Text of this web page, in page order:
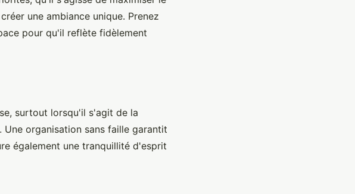
une ambiance unique. Prenez
pour qu'il reflète fidèlement
surtout lorsqu'il s'agit de la
. Une organisation sans faille garantit
également une tranquillité d'esprit